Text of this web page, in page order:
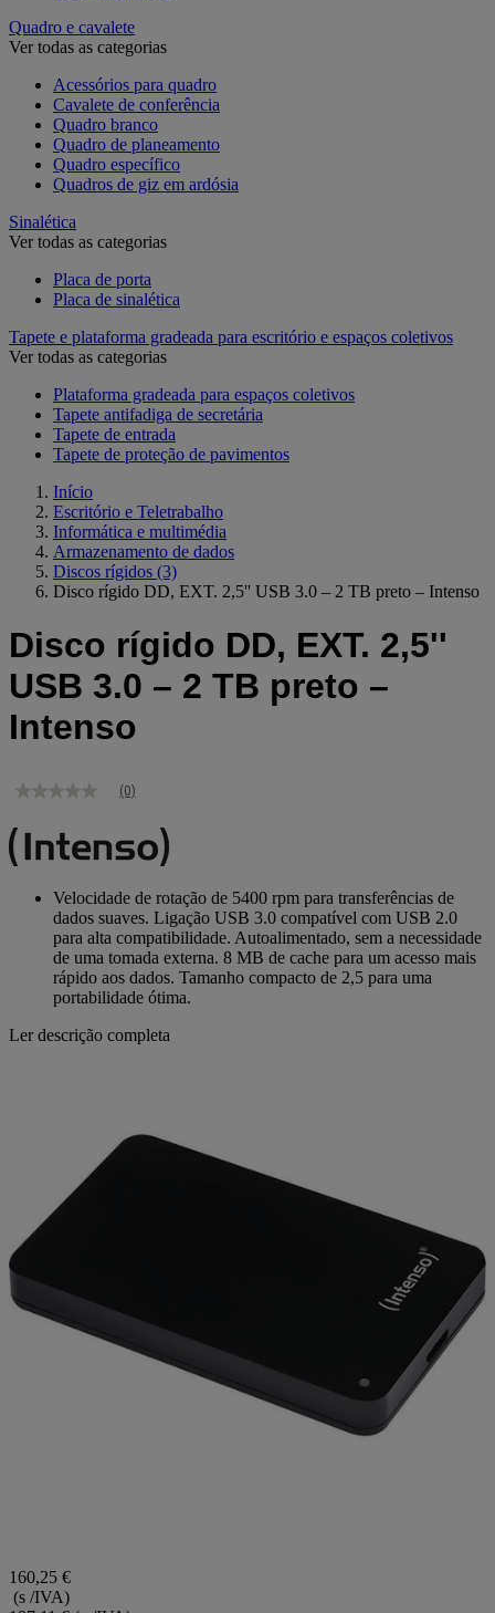
Quadro e cavalete
Ver todas as categorias
Acessórios para quadro
Cavalete de conferência
Quadro branco
Quadro de planeamento
Quadro específico
Quadros de giz em ardósia
Sinalética
Ver todas as categorias
Placa de porta
Placa de sinalética
Tapete e plataforma gradeada para escritório e espaços coletivos
Ver todas as categorias
Plataforma gradeada para espaços coletivos
Tapete antifadiga de secretária
Tapete de entrada
Tapete de proteção de pavimentos
Início
Escritório e Teletrabalho
Informática e multimédia
Armazenamento de dados
Discos rígidos (3)
Disco rígido DD, EXT. 2,5'' USB 3.0 – 2 TB preto – Intenso
Disco rígido DD, EXT. 2,5''
USB 3.0 – 2 TB preto –
Intenso
Sem
de
classificação
Link
mesma
página.
(0)
Velocidade de rotação de 5400 rpm para transferências de
dados suaves. Ligação USB 3.0 compatível com USB 2.0
para alta compatibilidade. Autoalimentado, sem a necessidade
de uma tomada externa. 8 MB de cache para um acesso mais
rápido aos dados. Tamanho compacto de 2,5 para uma
portabilidade ótima.
Ler descrição completa
160,25 €
(s /IVA)